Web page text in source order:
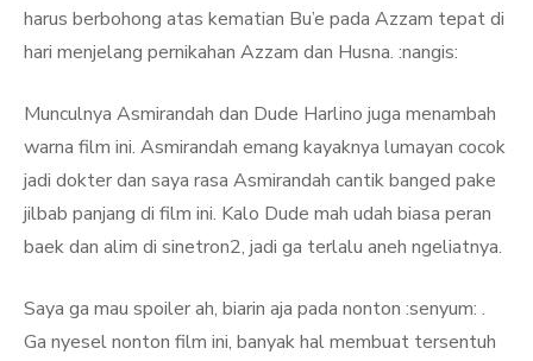
harus berbohong atas kematian Bu’e pada Azzam tepat di
hari menjelang pernikahan Azzam dan Husna. :nangis:
Munculnya Asmirandah dan Dude Harlino juga menambah
warna film ini. Asmirandah emang kayaknya lumayan cocok
jadi dokter dan saya rasa Asmirandah cantik banged pake
jilbab panjang di film ini. Kalo Dude mah udah biasa peran
baek dan alim di sinetron2, jadi ga terlalu aneh ngeliatnya.
Saya ga mau spoiler ah, biarin aja pada nonton :senyum: .
Ga nyesel nonton film ini, banyak hal membuat tersentuh